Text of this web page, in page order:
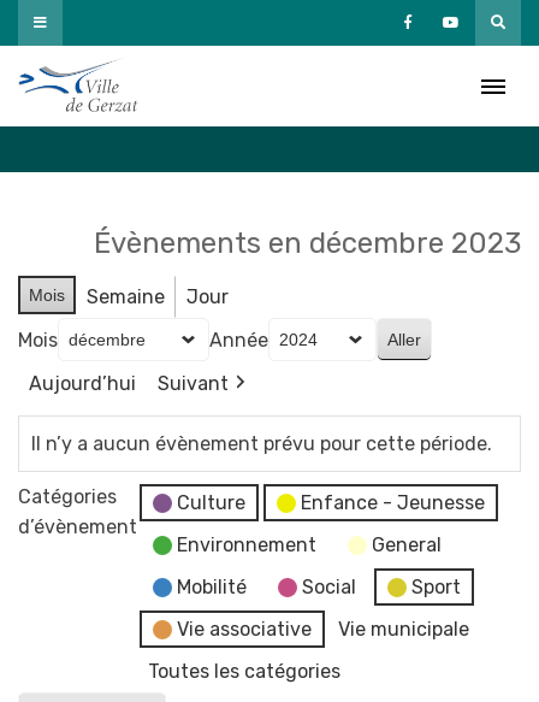
Passer
au
contenu
Évènements en décembre 2023
Mois Semaine
Jour
Mois
Année
Aujourd’hui
Suivant
Il n’y a aucun évènement prévu pour cette période.
Catégories
d’évènement
Culture
Enfance - Jeunesse
Environnement
General
Mobilité
Social
Sport
Vie associative
Vie municipale
Toutes les catégories